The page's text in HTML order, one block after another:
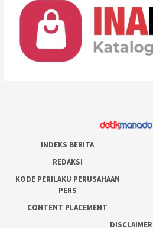
INDEKS BERITA
REDAKSI
KODE PERILAKU PERUSAHAAN
PERS
CONTENT PLACEMENT
DISCLAIMER